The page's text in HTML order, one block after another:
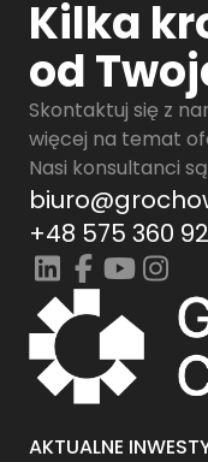
Kilka
od
Skontaktuj się z
więcej na temat
Nasi konsultanci
+48 575 360
AKTUALNE